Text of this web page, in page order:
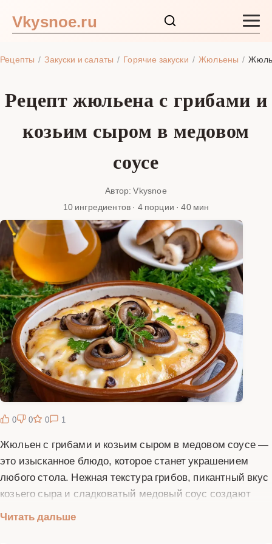
Vkysnoe.ru
Рецепты Закуски и салаты Горячие закуски Жюльены
Рецепт жюльена с грибами и
козьим сыром в медовом
соусе
Автор: Vkysnoe
10 ингредиентов · 4 порции · 40 мин
0 0 0 1
Жюльен с грибами и козьим сыром в медовом соусе —
это изысканное блюдо, которое станет украшением
любого стола. Нежная текстура грибов, пикантный вкус
козьего сыра и сладковатый медовый соус создают
самым взыскательным гурманам. Готовится жюльен
Читать дальше